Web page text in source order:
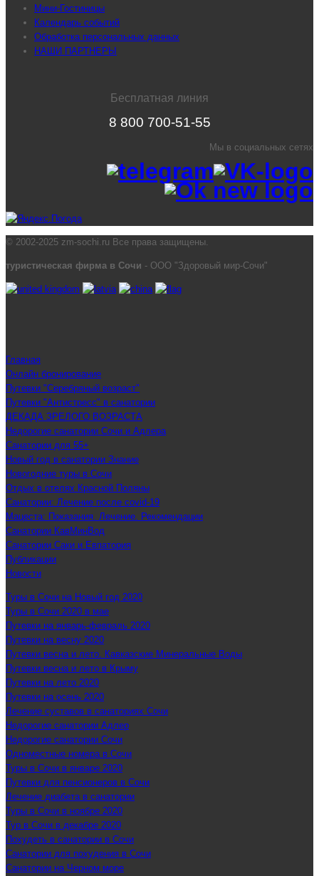
Мини-Гостиницы
Календарь событий
Обработка персональных данных
НАШИ ПАРТНЕРЫ
Бесплатная линия
8 800 700-51-55
Мы в социальных сетях
© 2002-2025 zm-sochi.ru Все права защищены.
туристическая фирма в Сочи - ООО "Здоровый мир-Сочи"
Главная
Онлайн бронирование
Путевки "Серебряный возраст"
Путевки "Антистресс" в санатории
ДЕКАДА ЗРЕЛОГО ВОЗРАСТА
Недорогие санатории Сочи и Адлера
Санатории для 55+
Новый год в санатории Знание
Новогодние туры в Сочи
Отдых в отелях Красной Поляны
Санатории: Лечение после covid-19
Мацеста: Показания. Лечение. Рекомендации
Санатории КавМинВод
Санатории Саки и Евпатория
Публикации
Новости
Туры в Сочи на Новый год 2020
Туры в Сочи 2020 в мае
Путевки на январь-февраль 2020
Путевки на весну 2020
Путевки весна и лето. Кавказские Минеральные Воды
Путевки весна и лето в Крыму
Путевки на лето 2020
Путевки на осень 2020
Лечение суставов в санаториях Сочи
Недорогие санатории Адлер
Недорогие санатории Сочи
Одноместные номера в Сочи
Туры в Сочи в январе 2020
Путевки для пенсионеров в Сочи
Лечение диабета в санатории
Туры в Сочи в ноябре 2020
Тур в Сочи в декабре 2020
Похудеть в санатории в Сочи
Санатории для похудения в Сочи
Санатории на Черном море